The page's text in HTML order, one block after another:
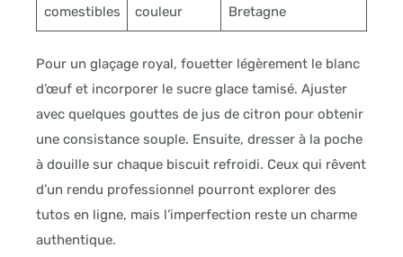
comestibles
couleur
Bretagne
Pour un glaçage royal, fouetter légèrement le blanc
d’œuf et incorporer le sucre glace tamisé. Ajuster
avec quelques gouttes de jus de citron pour obtenir
une consistance souple. Ensuite, dresser à la poche
à douille sur chaque biscuit refroidi. Ceux qui rêvent
d’un rendu professionnel pourront explorer des
tutos en ligne, mais l’imperfection reste un charme
authentique.